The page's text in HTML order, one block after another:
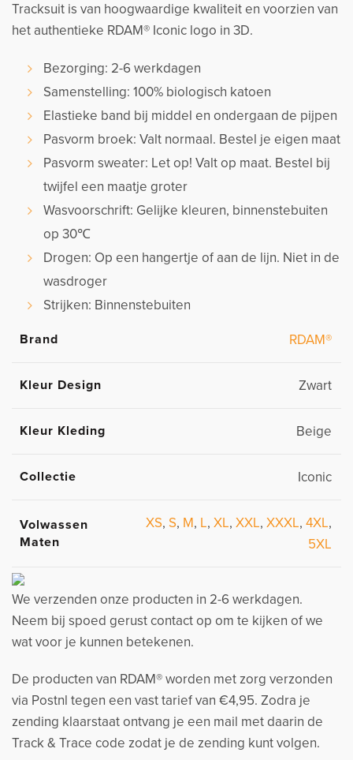
Tracksuit is van hoogwaardige kwaliteit en voorzien van
het authentieke RDAM® Iconic logo in 3D.
Bezorging: 2-6 werkdagen
Samenstelling: 100% biologisch katoen
Elastieke band bij middel en ondergaan de pijpen
Pasvorm broek: Valt normaal. Bestel je eigen maat
Pasvorm sweater: Let op! Valt op maat. Bestel bij
twijfel een maatje groter
Wasvoorschrift: Gelijke kleuren, binnenstebuiten
op 30℃
Drogen: Op een hangertje of aan de lijn. Niet in de
wasdroger
Strijken: Binnenstebuiten
Brand RDAM®
Kleur Design Zwart
Kleur Kleding Beige
Collectie Iconic
Volwassen
Maten
XS, S, M, L, XL, XXL, XXXL, 4XL,
5XL
We verzenden onze producten in 2-6 werkdagen.
Neem bij spoed gerust contact op om te kijken of we
wat voor je kunnen betekenen.
De producten van RDAM® worden met zorg verzonden
via Postnl tegen een vast tarief van €4,95. Zodra je
zending klaarstaat ontvang je een mail met daarin de
Track & Trace code zodat je de zending kunt volgen.